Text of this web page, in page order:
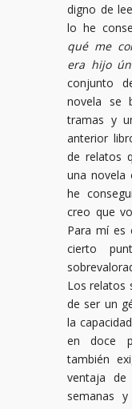
digno de
lo he
qué me
era hijo
conjunto
novela se
tramas y
anterior
de relatos
una novela
he
creo que
Para mí es
cierto
Los relatos
de ser un
la
en doce
también
ventaja de
semanas